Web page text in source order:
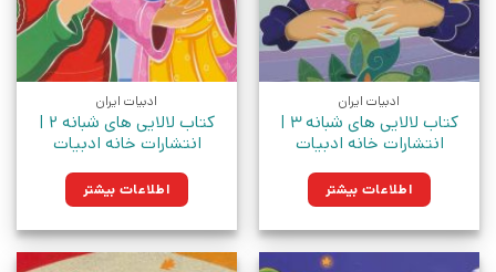
ادبیات ایران
کتاب لالایی های شبانه 3 |
انتشارات خانه ادبیات
اطلاعات بیشتر
ادبیات ایران
کتاب لالایی های شبانه 2 |
انتشارات خانه ادبیات
اطلاعات بیشتر